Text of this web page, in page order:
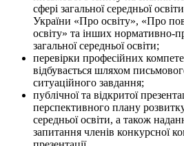
сфері загальної середньої
України «Про освіту», «Про
освіту» та інших нормативно-
загальної середньої освіти;
перевірки професійних
відбувається шляхом
ситуаційного завдання;
публічної та відкритої
перспективного плану
середньої освіти, а також
запитання членів конкурсної